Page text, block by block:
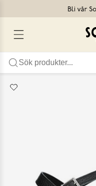
Bli vår